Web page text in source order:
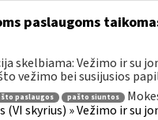
paslaugoms
skelbiama: Vežimo ir su
vežimo bei susijusios
paslaugos pašto siuntos
skyrius) » Vežimo ir su